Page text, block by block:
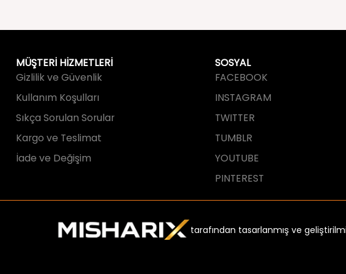
MÜŞTERİ HİZMETLERİ
Kullanım Koşulları
SOSYAL
INSTAGRAM
tarafından tasarlanmış ve